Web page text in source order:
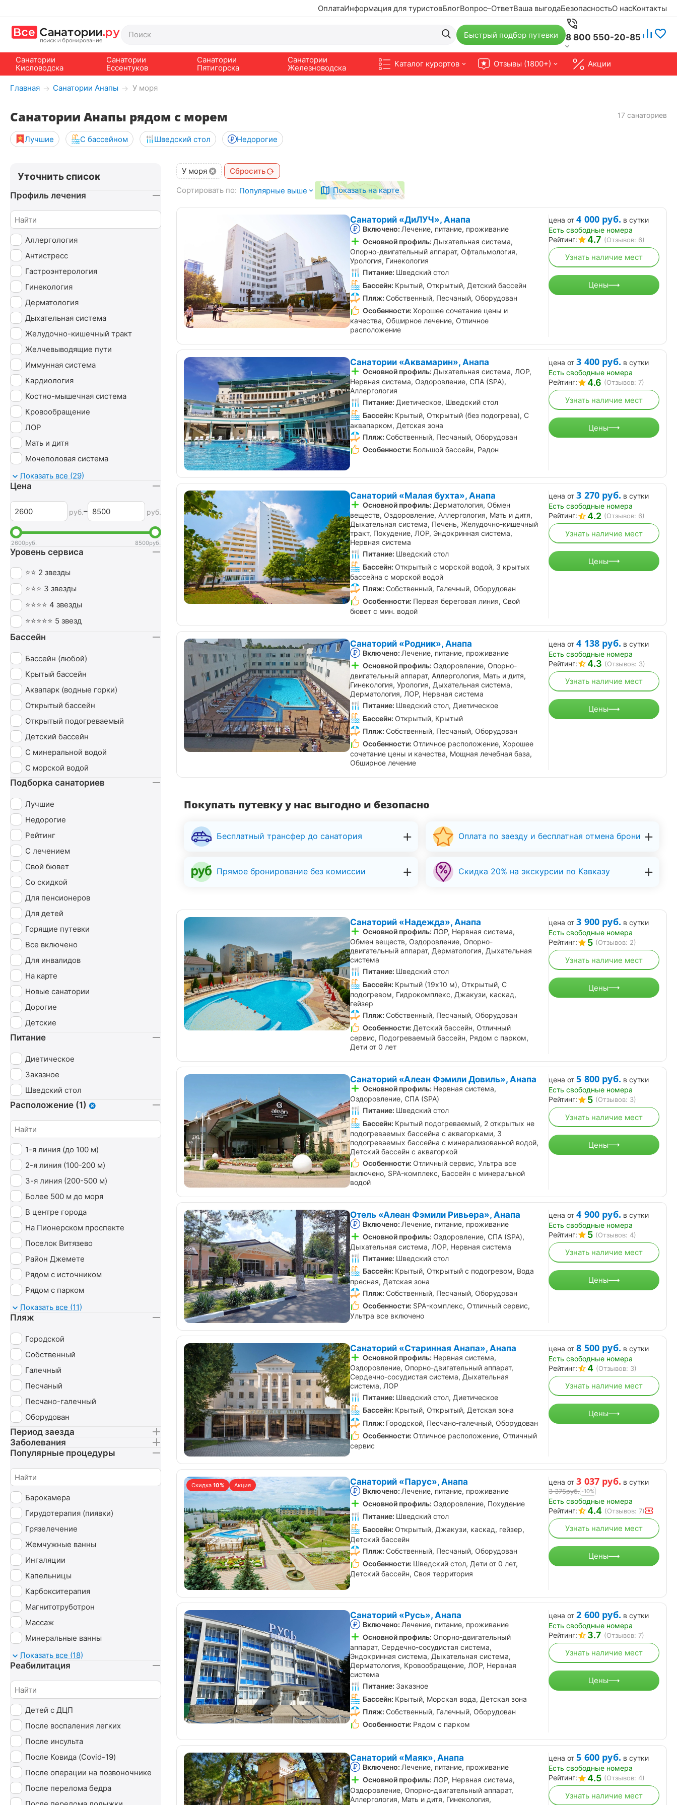
ОплатаИнформация для туристовБлогВопрос–ОтветВаша выгодаБезопасностьО насКонтакты
Быстрый подбор путевки 8 800 550-20-85
Санатории
Кисловодска
Санатории
Ессентуков
Санатории
Пятигорска
Санатории
Железноводска
Каталог курортов Отзывы (1800+) Акции
Главная → Санатории Анапы → У моря
Санатории Анапы рядом с морем 17 санаториев
Лучшие С бассейном Шведский стол Недорогие
У моря
Сбросить
Сортировать по: Популярные выше Показать на карте
Санаторий «ДиЛУЧ», Анапа
Включено: Лечение, питание, проживание
Основной профиль: Дыхательная система,
Опорно-двигательный аппарат, Офтальмология,
Урология, Гинекология
Питание: Шведский стол
Бассейн: Крытый, Открытый, Детский бассейн
Пляж: Собственный, Песчаный, Оборудован
Особенности: Хорошее сочетание цены и
качества, Обширное лечение, Отличное
расположение
цена от 4 000 руб. в сутки
Есть свободные номера
Рейтинг:
4.7 (Отзывов: 6)
Узнать наличие мест
Цены
Санатории «Аквамарин», Анапа
Основной профиль: Дыхательная система, ЛОР,
Нервная система, Оздоровление, СПА (SPA),
Аллергология
Питание: Диетическое, Шведский стол
Бассейн: Крытый, Открытый (без подогрева), С
аквапарком, Детская зона
Пляж: Собственный, Песчаный, Оборудован
Особенности: Большой бассейн, Радон
цена от 3 400 руб. в сутки
Есть свободные номера
Рейтинг:
4.6 (Отзывов: 7)
Узнать наличие мест
Цены
Санаторий «Малая бухта», Анапа
Основной профиль: Дерматология, Обмен
веществ, Оздоровление, Аллергология, Мать и дитя,
Дыхательная система, Печень, Желудочно-кишечный
тракт, Похудение, ЛОР, Эндокринная система,
Нервная система
Питание: Шведский стол
Бассейн: Открытый с морской водой, 3 крытых
бассейна с морской водой
Пляж: Собственный, Галечный, Оборудован
Особенности: Первая береговая линия, Свой
бювет с мин. водой
цена от 3 270 руб. в сутки
Есть свободные номера
Рейтинг:
4.2 (Отзывов: 6)
Узнать наличие мест
Цены
Санаторий «Родник», Анапа
Включено: Лечение, питание, проживание
Основной профиль: Оздоровление, Опорно-
двигательный аппарат, Аллергология, Мать и дитя,
Гинекология, Урология, Дыхательная система,
Дерматология, ЛОР, Нервная система
Питание: Шведский стол, Диетическое
Бассейн: Открытый, Крытый
Пляж: Собственный, Песчаный, Оборудован
Особенности: Отличное расположение, Хорошее
сочетание цены и качества, Мощная лечебная база,
Обширное лечение
цена от 4 138 руб. в сутки
Есть свободные номера
Рейтинг:
4.3 (Отзывов: 3)
Узнать наличие мест
Цены
Покупать путевку у нас выгодно и безопасно
Бесплатный трансфер до санатория
Прямое бронирование без комиссии
Оплата по заезду и бесплатная отмена брони
Скидка 20% на экскурсии по Кавказу
Санаторий «Надежда», Анапа
Основной профиль: ЛОР, Нервная система,
Обмен веществ, Оздоровление, Опорно-
двигательный аппарат, Дерматология, Дыхательная
система
Питание: Шведский стол
Бассейн: Крытый (19х10 м), Открытый, С
подогревом, Гидрокомплекс, Джакузи, каскад,
гейзер
Пляж: Собственный, Песчаный, Оборудован
Особенности: Детский бассейн, Отличный
сервис, Подогреваемый бассейн, Рядом с парком,
Дети от 0 лет
цена от 3 900 руб. в сутки
Есть свободные номера
Рейтинг:
5 (Отзывов: 2)
Узнать наличие мест
Цены
Санаторий «Алеан Фэмили Довиль», Анапа
Основной профиль: Нервная система,
Оздоровление, СПА (SPA)
Питание: Шведский стол
Бассейн: Крытый подогреваемый, 2 открытых не
подогреваемых бассейна с аквагорками, 3
подогреваемых бассейна с минерализованной водой,
Детский бассейн с аквагоркой
Особенности: Отличный сервис, Ультра все
включено, SPA-комплекс, Бассейн с минеральной
водой
цена от 5 800 руб. в сутки
Есть свободные номера
Рейтинг:
5 (Отзывов: 3)
Узнать наличие мест
Цены
Отель «Алеан Фэмили Ривьера», Анапа
Включено: Лечение, питание, проживание
Основной профиль: Оздоровление, СПА (SPA),
Дыхательная система, ЛОР, Нервная система
Питание: Шведский стол
Бассейн: Крытый, Открытый с подогревом, Вода
пресная, Детская зона
Пляж: Собственный, Песчаный, Оборудован
Особенности: SPA-комплекс, Отличный сервис,
Ультра все включено
цена от 4 900 руб. в сутки
Есть свободные номера
Рейтинг:
5 (Отзывов: 4)
Узнать наличие мест
Цены
Санаторий «Старинная Анапа», Анапа
Основной профиль: Нервная система,
Оздоровление, Опорно-двигательный аппарат,
Сердечно-сосудистая система, Дыхательная
система, ЛОР
Питание: Шведский стол, Диетическое
Бассейн: Крытый, Открытый, Детская зона
Пляж: Городской, Песчано-галечный, Оборудован
Особенности: Отличное расположение, Отличный
сервис
цена от 8 500 руб. в сутки
Есть свободные номера
Рейтинг:
4 (Отзывов: 3)
Узнать наличие мест
Цены
Скидка 10% Акция Санаторий «Парус», Анапа
Включено: Лечение, питание, проживание
Основной профиль: Оздоровление, Похудение
Питание: Шведский стол
Бассейн: Открытый, Джакузи, каскад, гейзер,
Детский бассейн
Пляж: Собственный, Песчаный, Оборудован
Особенности: Шведский стол, Дети от 0 лет,
Детский бассейн, Своя территория
цена от 3 037 руб. в сутки
3 375руб. -10%
Есть свободные номера
Рейтинг:
4.4 (Отзывов: 7)
Узнать наличие мест
Цены
Санаторий «Русь», Анапа
Включено: Лечение, питание, проживание
Основной профиль: Опорно-двигательный
аппарат, Сердечно-сосудистая система,
Эндокринная система, Дыхательная система,
Дерматология, Кровообращение, ЛОР, Нервная
система
Питание: Заказное
Бассейн: Крытый, Морская вода, Детская зона
Пляж: Собственный, Галечный, Оборудован
Особенности: Рядом с парком
цена от 2 600 руб. в сутки
Есть свободные номера
Рейтинг:
3.7 (Отзывов: 7)
Узнать наличие мест
Цены
Санаторий «Маяк», Анапа
Включено: Лечение, питание, проживание
Основной профиль: ЛОР, Нервная система,
Оздоровление, Опорно-двигательный аппарат,
Аллергология, Мать и дитя, Гинекология,
цена от 5 600 руб. в сутки
Есть свободные номера
Рейтинг:
4.5 (Отзывов: 4)
Узнать наличие мест
Уточнить список
Профиль лечения
Аллергология
Антистресс
Гастроэнтерология
Гинекология
Дерматология
Дыхательная система
Желудочно-кишечный тракт
Желчевыводящие пути
Иммунная система
Кардиология
Костно-мышечная система
Кровообращение
ЛОР
Мать и дитя
Мочеполовая система
Неврология
Нервная система
Обмен веществ
Оздоровительный
Опорно-двигательный аппарат
Ортопедия
Офтальмология
Урология
Эндокринная система
Показать все (29)
Цена
руб.– руб.
2600руб. 8500руб.
Уровень сервиса
⭐⭐ 2 звезды
⭐⭐⭐ 3 звезды
⭐⭐⭐⭐ 4 звезды
⭐⭐⭐⭐⭐ 5 звезд
Бассейн
Бассейн (любой)
Крытый бассейн
Аквапарк (водные горки)
Открытый бассейн
Открытый подогреваемый
Детский бассейн
С минеральной водой
С морской водой
Подборка санаториев
Лучшие
Недорогие
Рейтинг
С лечением
Свой бювет
Со скидкой
Для пенсионеров
Для детей
Горящие путевки
Все включено
Для инвалидов
На карте
Новые санатории
Дорогие
Детские
Питание
Диетическое
Заказное
Шведский стол
Расположение (1)
1-я линия (до 100 м)
2-я линия (100-200 м)
3-я линия (200-500 м)
Более 500 м до моря
В центре города
На Пионерском проспекте
Поселок Витязево
Район Джемете
Рядом с источником
Рядом с парком
У моря
Показать все (11)
Пляж
Городской
Собственный
Галечный
Песчаный
Песчано-галечный
Оборудован
Период заезда
Заболевания
Популярные процедуры
Барокамера
Гирудотерапия (пиявки)
Грязелечение
Жемчужные ванны
Ингаляции
Капельницы
Карбокситерапия
Магнитотруботрон
Массаж
Минеральные ванны
Озонотерапия
Психотерапия
Сероводородные ванны
Сухие ванны (углекислые)
Тамбуканская грязь
Ударно-волновая терапия (УВТ)
Без лечения
Показать все (18)
Реабилитация
Детей с ДЦП
После воспаления легких
После инсульта
После Ковида (Covid-19)
После операции на позвоночнике
После перелома бедра